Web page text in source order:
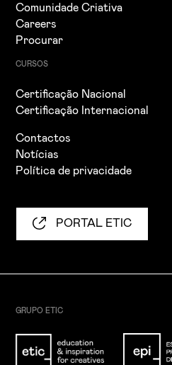
Comunidade Criativa
Careers
Procurar
CURSOS
Certificação Nacional
Certificação Internacional
Contactos
Notícias
Política de privacidade
PORTAL ETIC
GRUPO ETIC